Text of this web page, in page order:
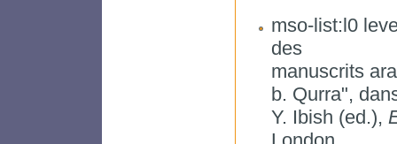
mso-list:l0
des
manuscrits
b. Qurra",
Y. Ibish (ed.),